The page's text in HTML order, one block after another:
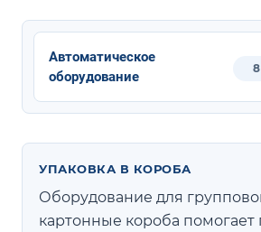
Автоматическое
оборудование
УПАКОВКА В КОРОБА
Оборудование для
картонные короба помогает